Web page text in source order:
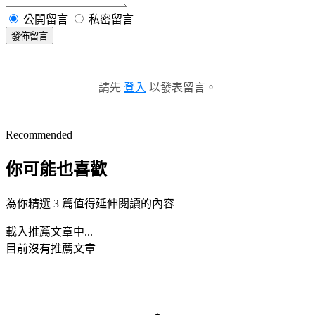
公開留言 私密留言
發佈留言
請先 登入 以發表留言。
Recommended
你可能也喜歡
為你精選 3 篇值得延伸閱讀的內容
載入推薦文章中...
目前沒有推薦文章